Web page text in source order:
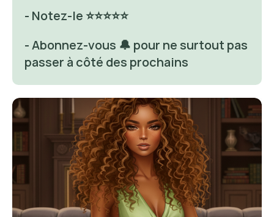
- Notez-le ⭐⭐⭐⭐⭐
- Abonnez-vous 🔔 pour ne surtout pas
passer à côté des prochains